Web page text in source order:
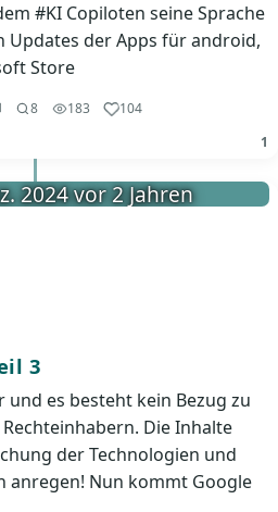
#KI Copiloten seine Sprache
Updates der Apps für android,
Store
8 183
104
1
2024 vor 2 Jahren
3
und es besteht kein Bezug zu
Die Inhalte
der Technologien und
anregen! Nun kommt Google